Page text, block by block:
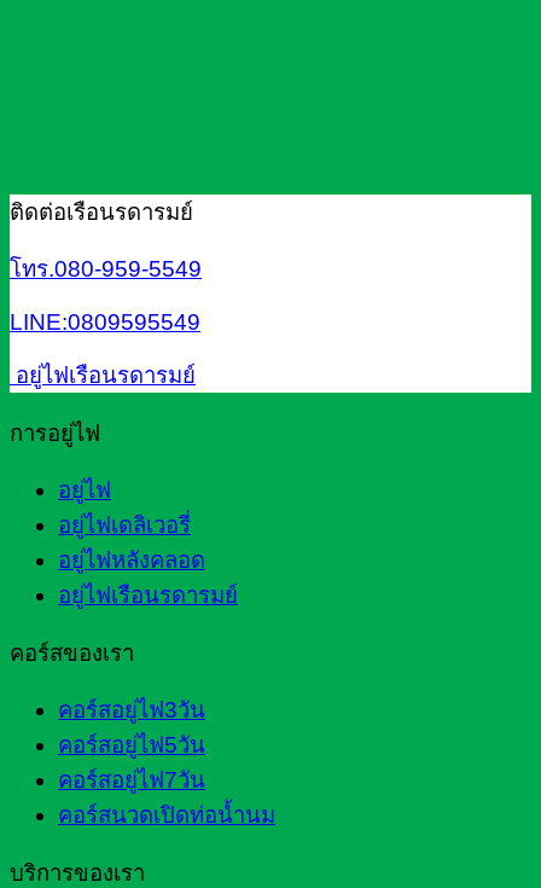
ติดต่อเรือนรดารมย์
โทร.080-959-5549
LINE:0809595549
อยู่ไฟเรือนรดารมย์
การอยู่ไฟ
อยู่ไฟ
อยู่ไฟเดลิเวอรี่
อยู่ไฟหลังคลอด
อยู่ไฟเรือนรดารมย์
คอร์สของเรา
คอร์สอยู่ไฟ3วัน
คอร์สอยู่ไฟ5วัน
คอร์สอยู่ไฟ7วัน
คอร์สนวดเปิดท่อน้ำนม
บริการของเรา